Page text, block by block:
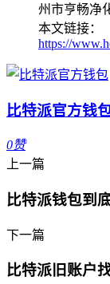
州市亨畅净
本文链接：
https://
比特派官方钱
0赞
上一篇
比特派钱包到
下一篇
比特派旧账户